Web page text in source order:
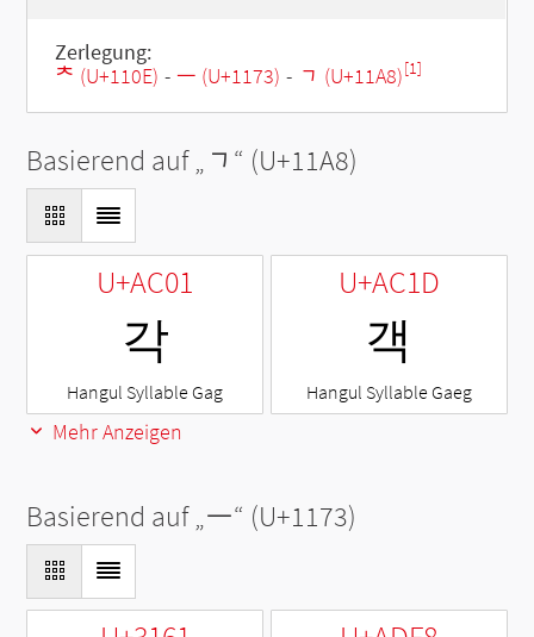
Zerlegung:
ᄎ (U+110E) - ᅳ (U+1173) - ᆨ (U+11A8)[1]
Basierend auf „ ᆨ “ (U+11A8)
U+AC01
각
Hangul Syllable Gag
U+AC1D
객
Hangul Syllable Gaeg
Mehr Anzeigen
Basierend auf „ᅳ“ (U+1173)